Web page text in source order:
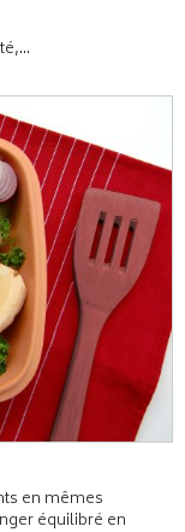
en mêmes
équilibré en